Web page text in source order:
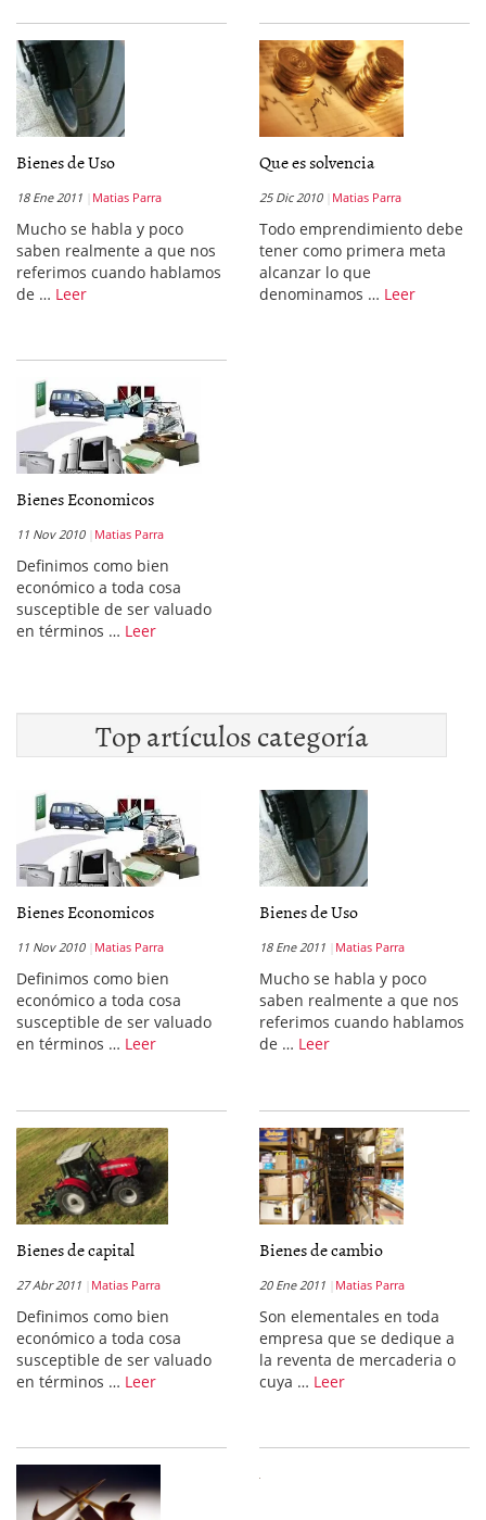
Bienes de Uso
18 Ene 2011 Matias Parra
Mucho se habla y poco
saben realmente a que nos
referimos cuando hablamos
de … Leer
Que es solvencia
25 Dic 2010 Matias Parra
Todo emprendimiento debe
tener como primera meta
alcanzar lo que
denominamos … Leer
Bienes Economicos
11 Nov 2010 Matias Parra
Definimos como bien
económico a toda cosa
susceptible de ser valuado
en términos … Leer
Top artículos categoría
Bienes Economicos
11 Nov 2010 Matias Parra
Definimos como bien
económico a toda cosa
susceptible de ser valuado
en términos … Leer
Bienes de Uso
18 Ene 2011 Matias Parra
Mucho se habla y poco
saben realmente a que nos
referimos cuando hablamos
de … Leer
Bienes de capital
27 Abr 2011 Matias Parra
Definimos como bien
económico a toda cosa
susceptible de ser valuado
en términos … Leer
Bienes de cambio
20 Ene 2011 Matias Parra
Son elementales en toda
empresa que se dedique a
la reventa de mercaderia o
cuya … Leer